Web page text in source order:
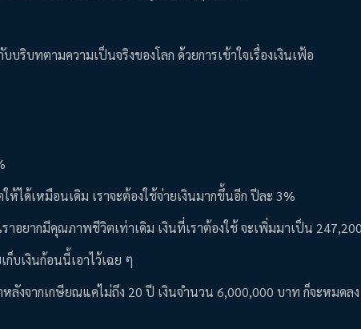
บริบทตามความเป็นจริงของโลก ด้วยการเข้าใจเรื่องเงินเฟ้อ
ได้เหมือนเดิม เราจะต้องใช้จ่ายเงินมากขึ้นอีก ปีละ 3%
อยากมีคุณภาพชีวิตเท่าเดิม เงินที่เราต้องใช้ จะเพิ่มมาเป็น
บเงินก้อนนี้เอาไว้เฉย ๆ
งจากเกษียณแค่ไม่ถึง 20 ปี เงินจำนวน 6,000,000 บาท ก็จะหมดลง